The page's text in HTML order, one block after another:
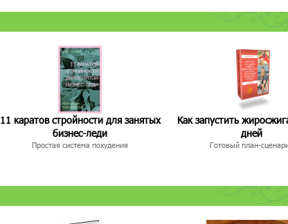
11 каратов стройности для занятых
бизнес-леди
Простая система похудения
Как запустить
дней
Готовый план-